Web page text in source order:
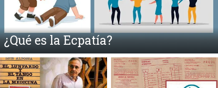
Fahrenheit 451 y la Quema de Libros